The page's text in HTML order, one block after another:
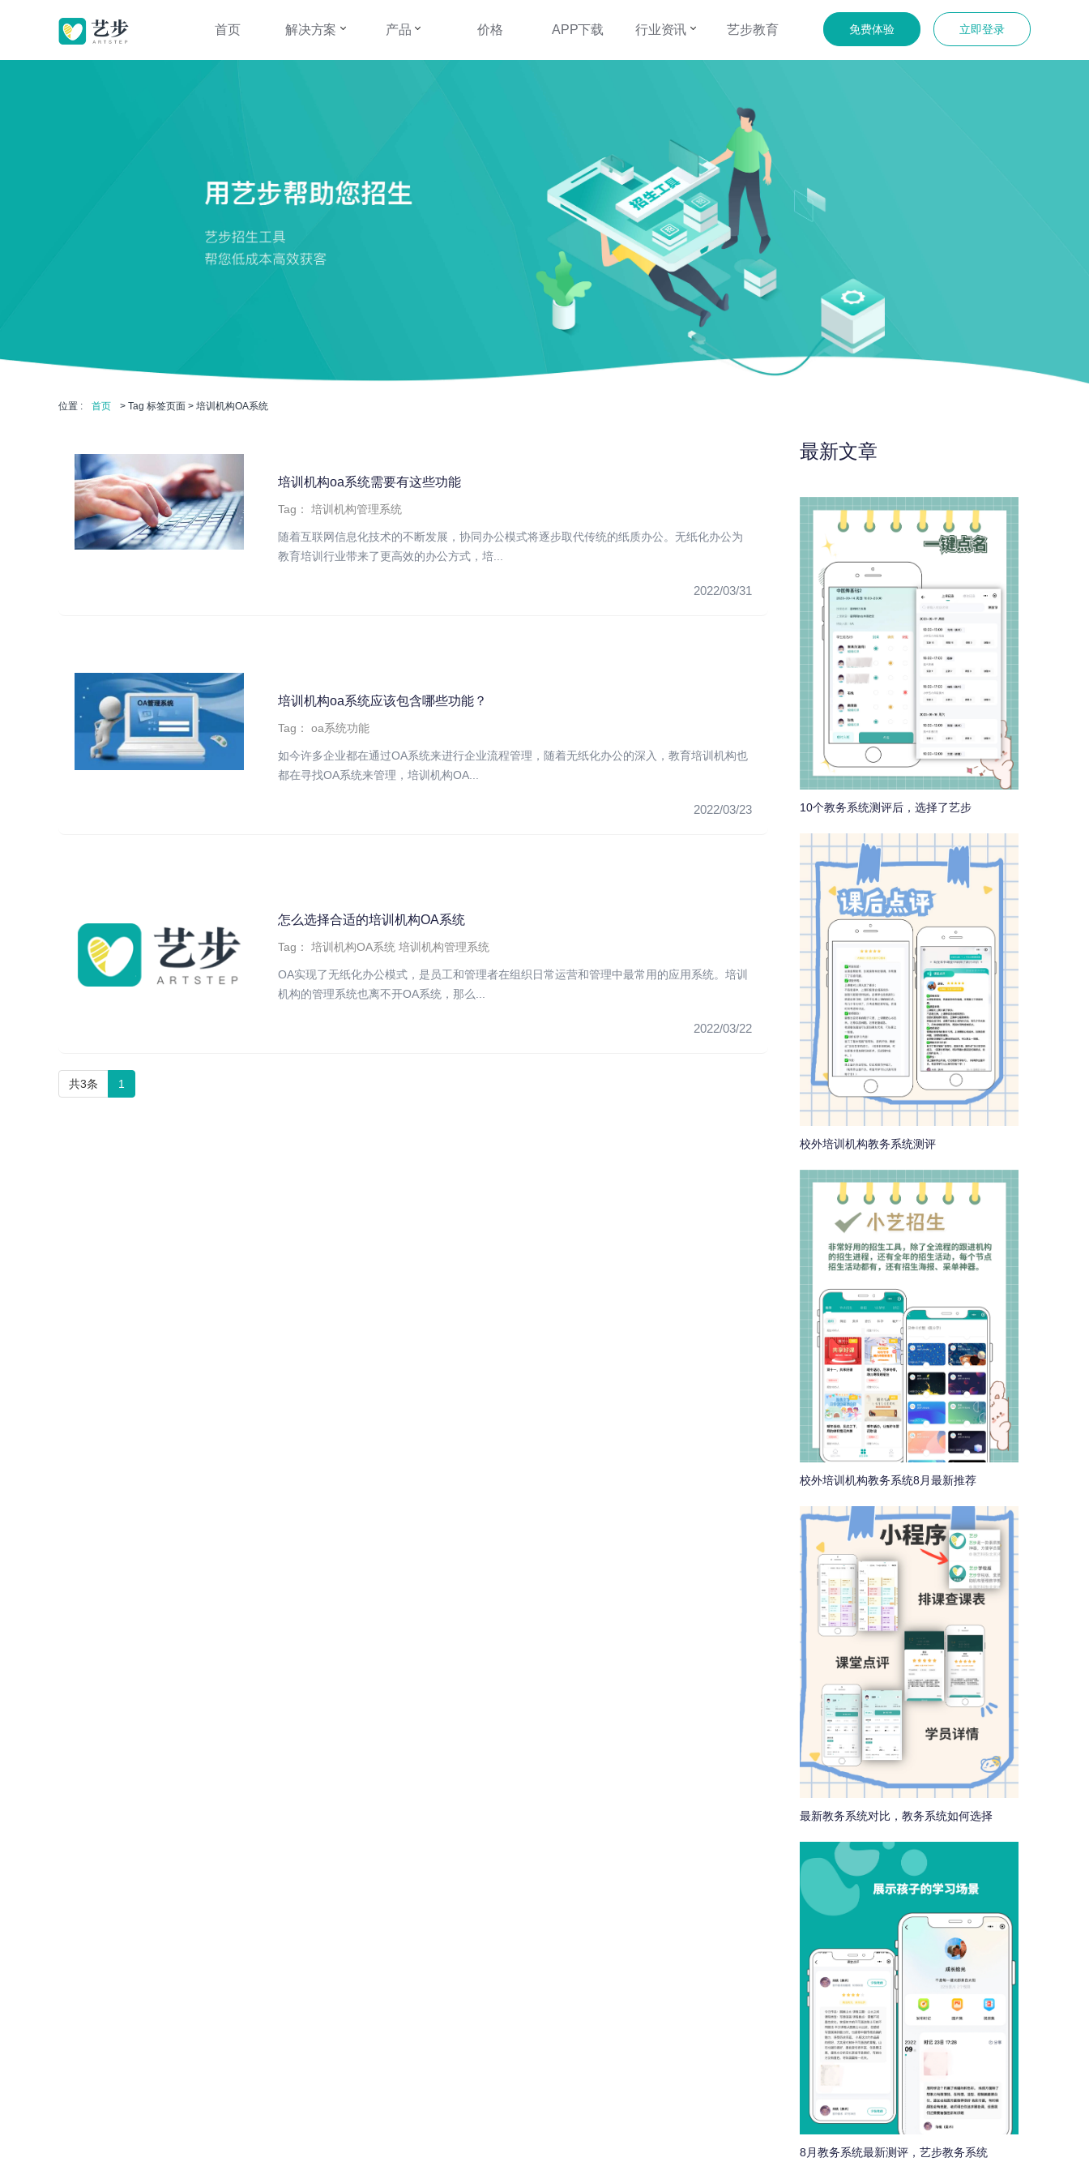
首页 解决方案 产品 价格 APP下载 行业资讯 艺步教育 免费体验 立即登录
位置 : 首页 > Tag 标签页面 > 培训机构OA系统
培训机构oa系统需要有这些功能
Tag： 培训机构管理系统
随着互联网信息化技术的不断发展，协同办公模式将逐步取代传统的纸质办公。无纸化办公为
教育培训行业带来了更高效的办公方式，培...
2022/03/31
培训机构oa系统应该包含哪些功能？
Tag： oa系统功能
如今许多企业都在通过OA系统来进行企业流程管理，随着无纸化办公的深入，教育培训机构也
都在寻找OA系统来管理，培训机构OA...
2022/03/23
怎么选择合适的培训机构OA系统
Tag： 培训机构OA系统 培训机构管理系统
OA实现了无纸化办公模式，是员工和管理者在组织日常运营和管理中最常用的应用系统。培训
机构的管理系统也离不开OA系统，那么...
2022/03/22
共3条 1
最新文章
10个教务系统测评后，选择了艺步
校外培训机构教务系统测评
校外培训机构教务系统8月最新推荐
最新教务系统对比，教务系统如何选择
8月教务系统最新测评，艺步教务系统